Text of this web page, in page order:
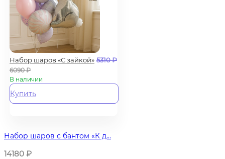
Набор шаров «С зайкой» 5310₽
6090₽
В наличии
Купить
Набор шаров с бантом «К д...
14180 ₽